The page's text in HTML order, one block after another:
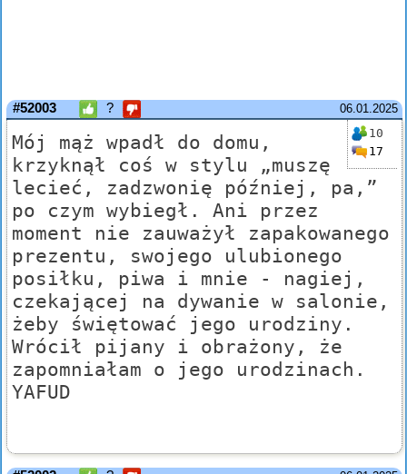
06.01.2025
#52003 ?
10
17
Mój mąż wpadł do domu,
krzyknął coś w stylu „muszę
lecieć, zadzwonię później, pa,”
po czym wybiegł. Ani przez
moment nie zauważył zapakowanego
prezentu, swojego ulubionego
posiłku, piwa i mnie - nagiej,
czekającej na dywanie w salonie,
żeby świętować jego urodziny.
Wrócił pijany i obrażony, że
zapomniałam o jego urodzinach.
YAFUD